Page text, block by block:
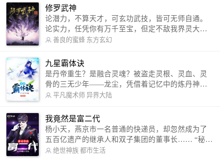
微博：皇甫奇（地址：http://weibo.com/u/25284575
87） QQ交流群：320238210【普通群】 574501330
【VIP订阅群】 欢迎大家关注。
修罗武神
论潜力，不算天才，可玄功武技，皆可无师自通。
论实力，任凭你有万千至宝，但定不敌我界灵大
军。 我是谁？天下众生视我为修罗，却不知，我以
信公众号：善良的蜜蜂后援会）
善良的蜜蜂 东方玄幻
九星霸体诀
是丹帝重生？是融合灵魂？被盗走灵根、灵血、灵
骨的三无少年——龙尘，凭借着记忆中的炼丹神
术，修行神秘功法九星霸体诀，拨开重重迷雾，解
勾搭各色美女，镇压恶鬼邪神。 江湖传闻：龙
尘一到，地吼天啸。龙尘一出，鬼泣神哭。 本
故事纯属虚构，如有雷同，那就是真事儿，想要对
号入座，抓紧时间进群：487963015 微信公众号：
平凡魔术师,或者搜索：pingfanmoshushi1982,公众
平凡魔术师 异界大陆
我竟然是富二代
杨小天，燕京市一名普通的快递员，却忽然成为了
五百亿遗产的继承人和双子集团的董事长…… “秘
书，给我定制一套百亿富翁的吃喝住行标准！” “好
绝世神族 都市生活